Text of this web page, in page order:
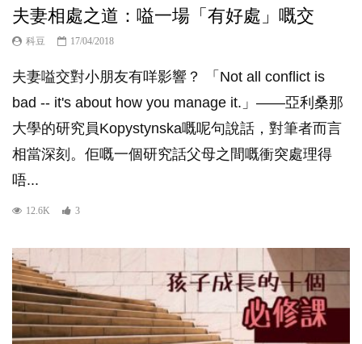
夫妻相處之道：嗌一場「有好處」嘅交
科豆 17/04/2018
夫妻嗌交對小朋友有咩影響？ 「Not all conflict is
bad -- it's about how you manage it.」——亞利桑那
大學的研究員Kopystynska嘅呢句說話，對筆者而言
相當深刻。佢嘅一個研究話父母之間嘅衝突處理得
唔...
12.6K 3